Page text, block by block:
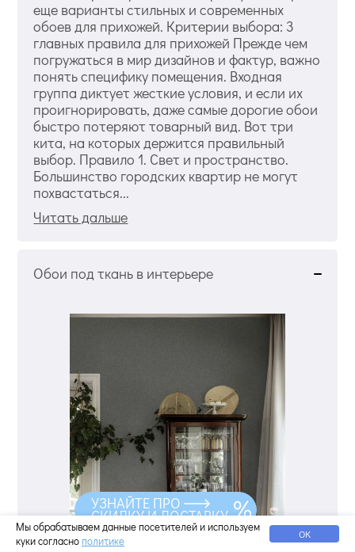
еще варианты стильных и современных
обоев для прихожей. Критерии выбора: 3
главных правила для прихожей Прежде чем
погружаться в мир дизайнов и фактур, важно
понять специфику помещения. Входная
группа диктует жесткие условия, и если их
проигнорировать, даже самые дорогие обои
быстро потеряют товарный вид. Вот три
кита, на которых держится правильный
выбор. Правило 1. Свет и пространство.
Большинство городских квартир не могут
похвастаться...
Читать дальше
Обои под ткань в интерьере
Мы обрабатываем данные посетителей и используем
куки согласно политике ОК
УЗНАЙТЕ ПРО
СКИДКУ И ДОСТАВКУ